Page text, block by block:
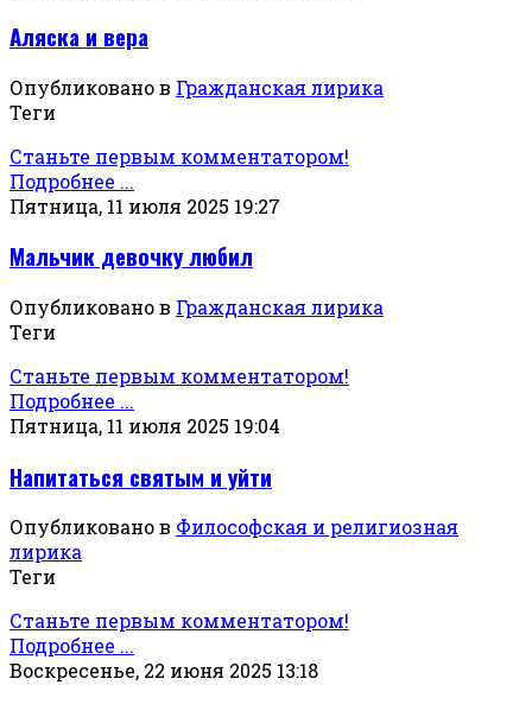
Аляска и вера
Опубликовано в Гражданская лирика
Теги
Станьте первым комментатором!
Подробнее ...
Пятница, 11 июля 2025 19:27
Мальчик девочку любил
Опубликовано в Гражданская лирика
Теги
Станьте первым комментатором!
Подробнее ...
Пятница, 11 июля 2025 19:04
Напитаться святым и уйти
Опубликовано в Философская и религиозная
лирика
Теги
Станьте первым комментатором!
Подробнее ...
Воскресенье, 22 июня 2025 13:18